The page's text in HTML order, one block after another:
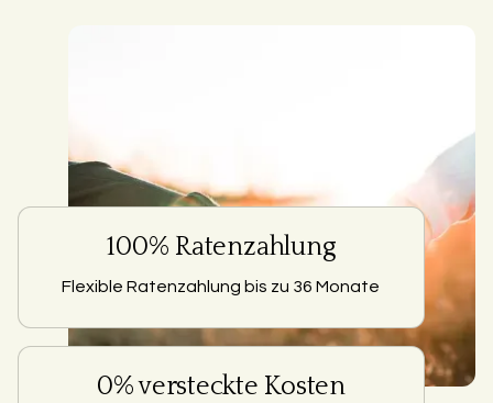
100% Ratenzahlung
Flexible Ratenzahlung bis zu 36 Monate
0% versteckte Kosten